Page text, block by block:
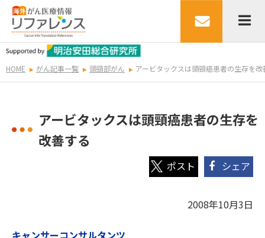
HOME がん記事一覧 頭頸部がん アービタックスは頭頸癌患者の生存を改
アービタックスは頭頸癌患者の生存を
改善する
シェア
2008年10月3日
キャンサーコンサルタンツ